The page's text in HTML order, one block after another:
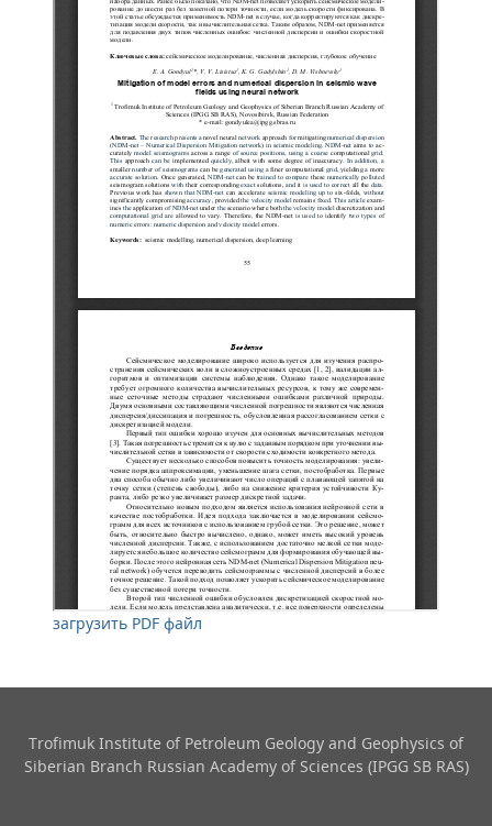
загрузить PDF файл
Trofimuk Institute of Petroleum Geology and Geophysics​ of
Siberian Branch Russian Academy of Sciences (IPGG SB RAS)